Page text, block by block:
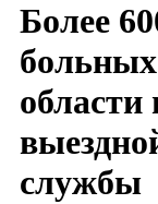
Более
службы